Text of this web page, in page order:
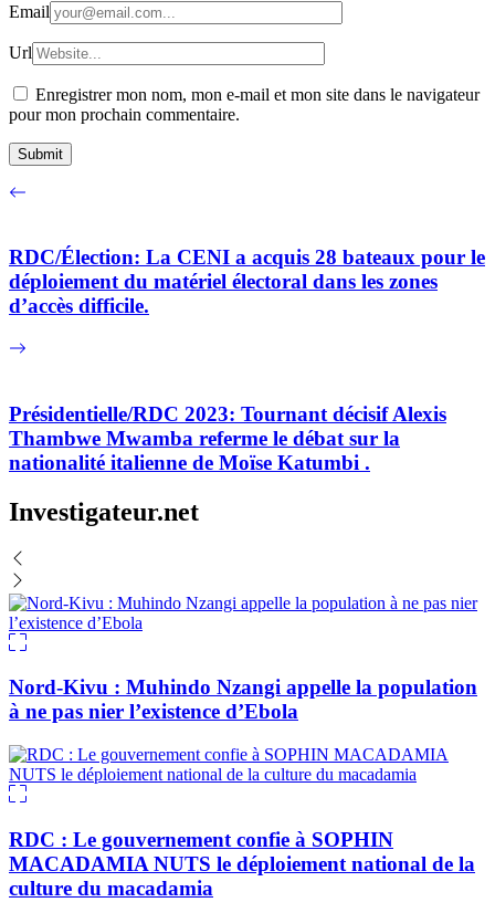
Email
Url
Enregistrer mon nom, mon e-mail et mon site dans le navigateur
pour mon prochain commentaire.
RDC/Élection: La CENI a acquis 28 bateaux pour le
déploiement du matériel électoral dans les zones
d’accès difficile.
Présidentielle/RDC 2023: Tournant décisif Alexis
Thambwe Mwamba referme le débat sur la
nationalité italienne de Moïse Katumbi .
Investigateur.net
Nord-Kivu : Muhindo Nzangi appelle la population
à ne pas nier l’existence d’Ebola
RDC : Le gouvernement confie à SOPHIN
MACADAMIA NUTS le déploiement national de la
culture du macadamia